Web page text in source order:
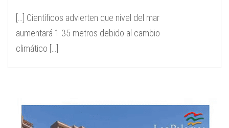
[…] Científicos advierten que nivel del mar
aumentará 1.35 metros debido al cambio
climático […]